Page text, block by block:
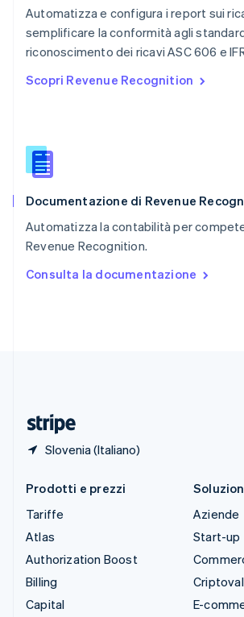
Automatizza e configura i report sui
semplificare la conformità agli
riconoscimento dei ricavi ASC 606 e
Scopri Revenue Recognition
Documentazione di Revenue
Automatizza la contabilità per
Revenue Recognition.
Consulta la documentazione
Slovenia (Italiano)
English简体中文
Regno Unito
English
English
English
Slovacchia
Slovenia
Spagna
EspañolEnglish
English Español简体中文
Prodotti e prezzi
Tariffe
Atlas
Authorization Boost
Billing
Capital
Aziende
Start-up
E-